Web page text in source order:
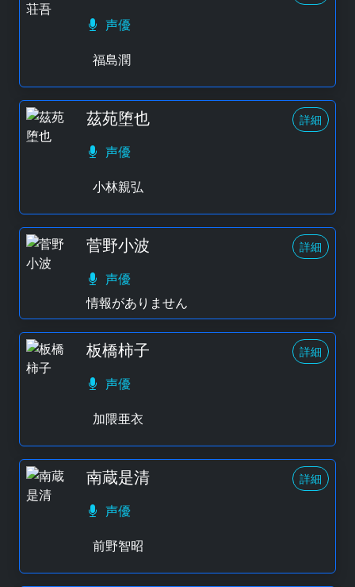
声優
福島潤
茲苑堕也 詳細
声優
小林親弘
菅野小波 詳細
声優
情報がありません
板橋柿子 詳細
声優
加隈亜衣
南蔵是清 詳細
声優
前野智昭